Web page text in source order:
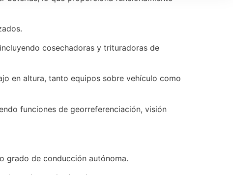
cosechadoras y trituradoras de
en altura, tanto equipos sobre vehículo como
funciones de georreferenciación, visión
grado de conducción autónoma.